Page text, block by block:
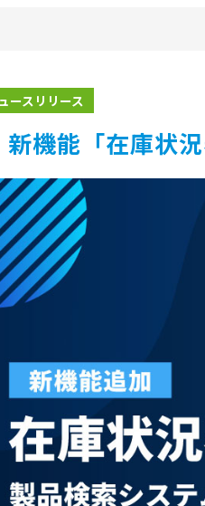
ースリリース
新機能「在庫状